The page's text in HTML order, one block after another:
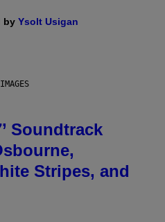
by Ysolt Usigan
Soundtrack
Stripes, and